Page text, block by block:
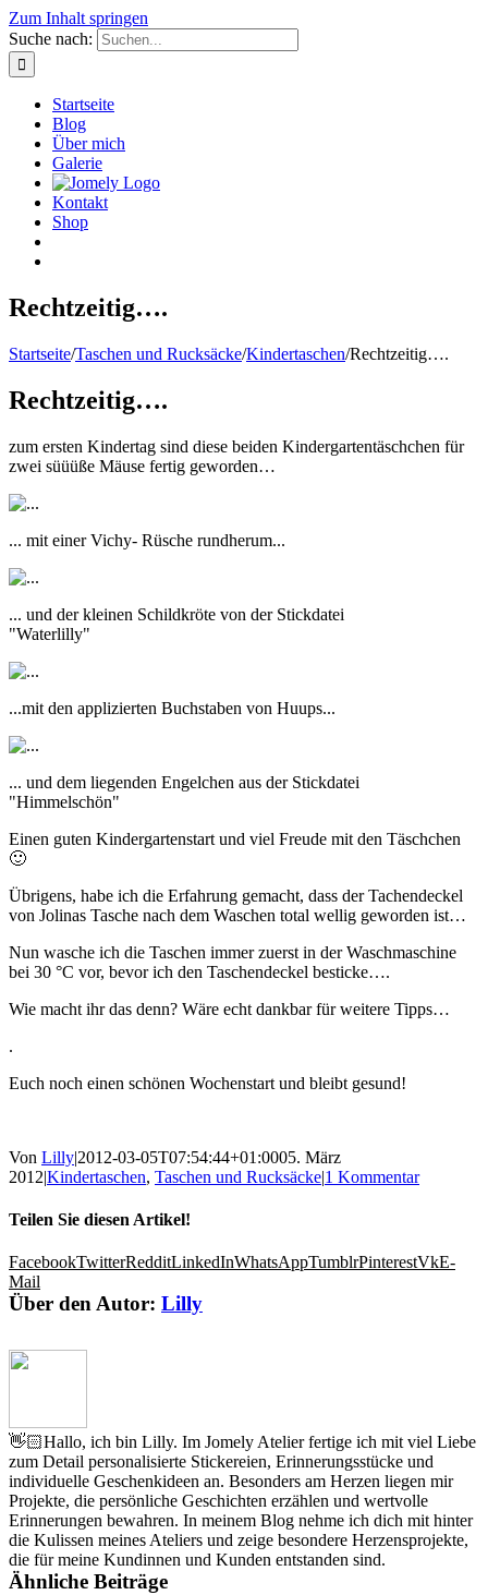
Zum Inhalt springen
Suche nach:
Startseite
Blog
Über mich
Galerie
Kontakt
Shop
Rechtzeitig….
Startseite/Taschen und Rucksäcke/Kindertaschen/Rechtzeitig….
Rechtzeitig….
zum ersten Kindertag sind diese beiden Kindergartentäschchen für
zwei süüüße Mäuse fertig geworden…
... mit einer Vichy- Rüsche rundherum...
... und der kleinen Schildkröte von der Stickdatei
"Waterlilly"
...mit den applizierten Buchstaben von Huups...
... und dem liegenden Engelchen aus der Stickdatei
"Himmelschön"
Einen guten Kindergartenstart und viel Freude mit den Täschchen
🙂
Übrigens, habe ich die Erfahrung gemacht, dass der Tachendeckel
von Jolinas Tasche nach dem Waschen total wellig geworden ist…
Nun wasche ich die Taschen immer zuerst in der Waschmaschine
bei 30 °C vor, bevor ich den Taschendeckel besticke….
Wie macht ihr das denn? Wäre echt dankbar für weitere Tipps…
.
Euch noch einen schönen Wochenstart und bleibt gesund!
Von Lilly|2012-03-05T07:54:44+01:0005. März
2012|Kindertaschen, Taschen und Rucksäcke|1 Kommentar
Teilen Sie diesen Artikel!
FacebookTwitterRedditLinkedInWhatsAppTumblrPinterestVkE-
Mail
Über den Autor: Lilly
👋🏻Hallo, ich bin Lilly. Im Jomely Atelier fertige ich mit viel Liebe
zum Detail personalisierte Stickereien, Erinnerungsstücke und
individuelle Geschenkideen an. Besonders am Herzen liegen mir
Projekte, die persönliche Geschichten erzählen und wertvolle
Erinnerungen bewahren. In meinem Blog nehme ich dich mit hinter
die Kulissen meines Ateliers und zeige besondere Herzensprojekte,
die für meine Kundinnen und Kunden entstanden sind.
Ähnliche Beiträge